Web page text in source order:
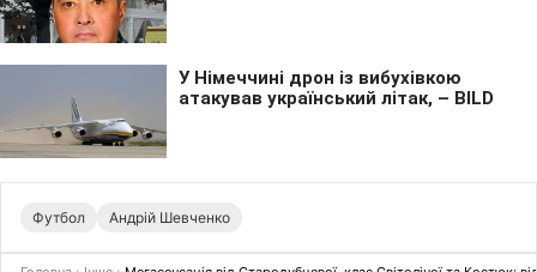
Футбол Андрій Шевченко